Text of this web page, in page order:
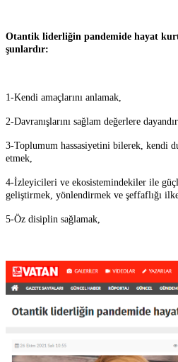
Otantik liderliğin pandemide hayat
şunlardır:
1-Kendi amaçlarını anlamak,
2-Davranışlarını sağlam değerlere
3-Toplumum hassasiyetini bilerek, kendi
etmek,
4-İzleyicileri ve ekosistemindekiler ile
geliştirmek, yönlendirmek ve şeffaflığı
5-Öz disiplin sağlamak,